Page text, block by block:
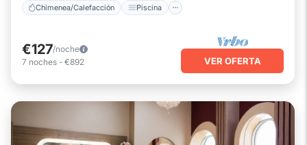
Chimenea/Calefacción Piscina
€127/noche
7 noches - €892 VER OFERTA